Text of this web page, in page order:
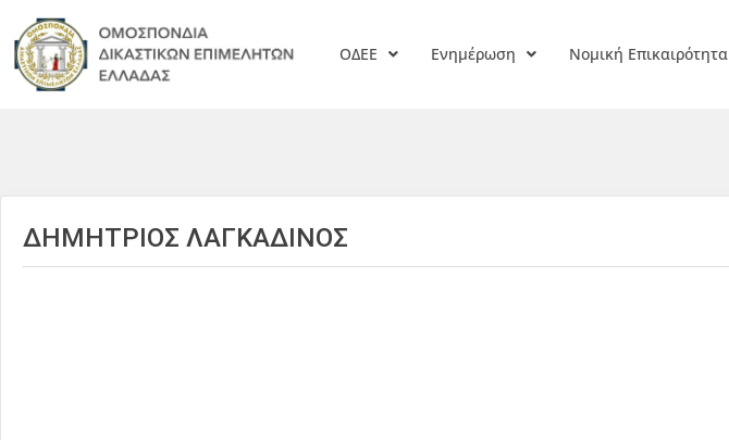
ΟΔΕΕ Ενημέρωση Νομική Επικαιρότητα
ΔΗΜΗΤΡΙΟΣ ΛΑΓΚΑΔΙΝΟΣ